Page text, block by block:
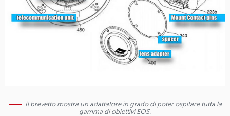
Il brevetto mostra un adattatore in grado di poter ospitare tutta la
gamma di obiettivi EOS.